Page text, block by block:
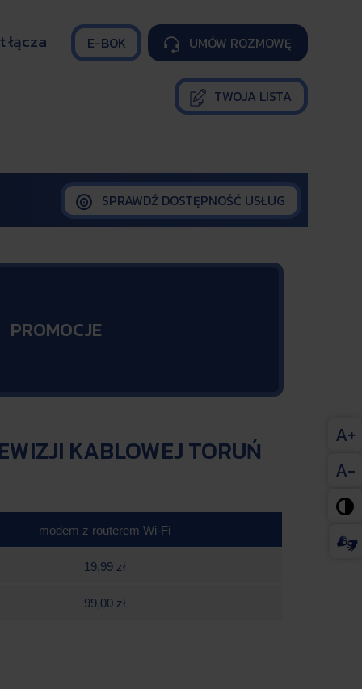
łącza E-BOK
A+
A-

 UMÓW ROZMOWĘ
TWOJA LISTA
 SPRAWDŹ DOSTĘPNOŚĆ USŁUG
PROMOCJE
KABLOWEJ TORUŃ
modem z routerem Wi-Fi
19,99 zł
99,00 zł